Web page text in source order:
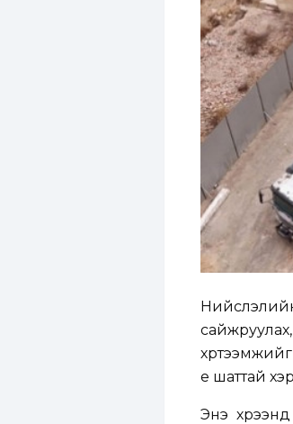
үе шаттай
Энэ